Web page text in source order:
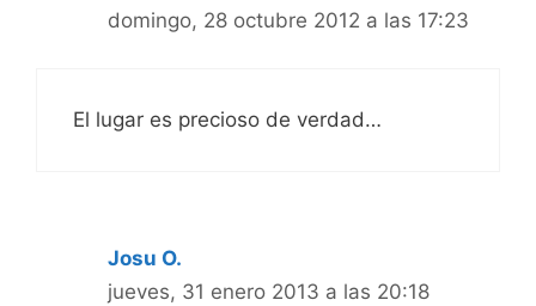
domingo, 28 octubre 2012 a las 17:23
El lugar es precioso de verdad…
Josu O.
jueves, 31 enero 2013 a las 20:18